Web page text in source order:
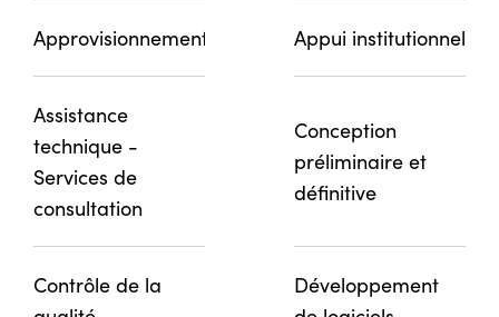
Approvisionnement Appui institutionnel
Assistance
technique -
Services de
consultation
Conception
préliminaire et
définitive
Contrôle de la
Développement